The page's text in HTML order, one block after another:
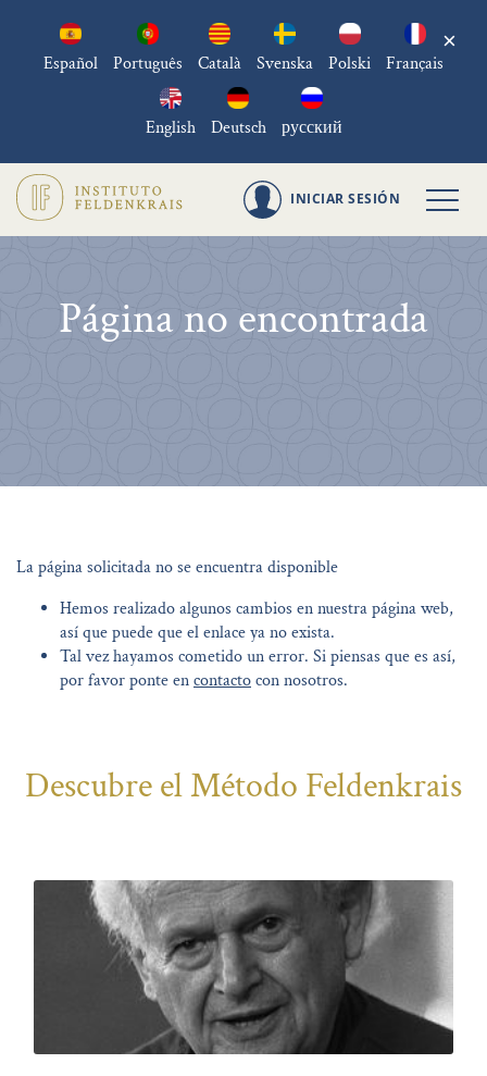
Español Português Català Svenska Polski Français
English Deutsch русский
×
INICIAR SESIÓN
Página no encontrada
La página solicitada no se encuentra disponible
Hemos realizado algunos cambios en nuestra página web,
así que puede que el enlace ya no exista.
Tal vez hayamos cometido un error. Si piensas que es así,
por favor ponte encontactocon nosotros.
Descubre el Método Feldenkrais